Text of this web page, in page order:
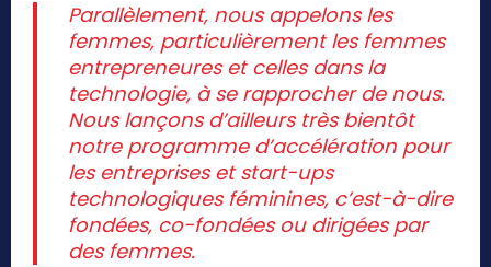
Parallèlement, nous appelons les
femmes, particulièrement les femmes
entrepreneures et celles dans la
technologie, à se rapprocher de nous.
Nous lançons d’ailleurs très bientôt
notre programme d’accélération pour
les entreprises et start-ups
technologiques féminines, c’est-à-dire
fondées, co-fondées ou dirigées par
des femmes.